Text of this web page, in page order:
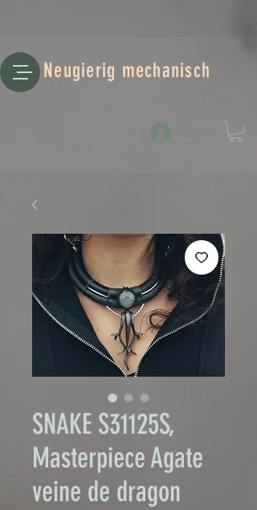
Neugierig mechanisch
Log-in
SNAKE S31125S,
Masterpiece Agate
veine de dragon